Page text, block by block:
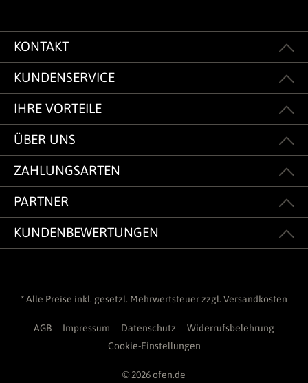
KONTAKT
KUNDENSERVICE
IHRE VORTEILE
ÜBER UNS
ZAHLUNGSARTEN
PARTNER
KUNDENBEWERTUNGEN
* Alle Preise inkl. gesetzl. Mehrwertsteuer zzgl. Versandkosten
AGB Impressum Datenschutz
Widerrufsbelehrung
Cookie-Einstellungen
© 2026 ofen.de